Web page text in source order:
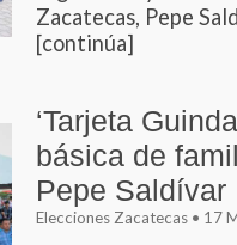
Zacatecas, Pepe
[continúa]
‘Tarjeta
básica de
Pepe Saldívar
Elecciones Zacatecas • 17